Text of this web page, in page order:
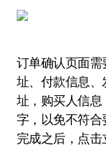
订单确认页面
址、付款信息
址，购买人信
字，以免不符合
完成之后，点